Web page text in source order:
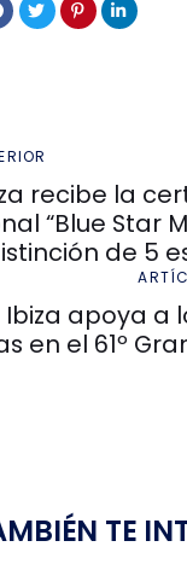
recibe la
“Blue Star
de 5
apoya a
en el 61º
TE